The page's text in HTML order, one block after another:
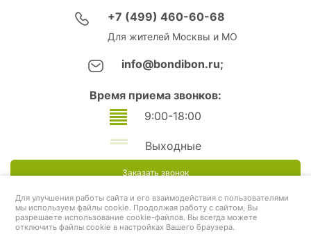
+7 (499) 460-60-68
Для жителей Москвы и МО
info@bondibon.ru;
Время приема звонков:
9:00-18:00
Выходные
Заказать звонок
Для улучшения работы сайта и его взаимодействия с пользователями
мы используем файлы cookie. Продолжая работу с сайтом, Вы
разрешаете использование cookie-файлов. Вы всегда можете
отключить файлы cookie в настройках Вашего браузера.